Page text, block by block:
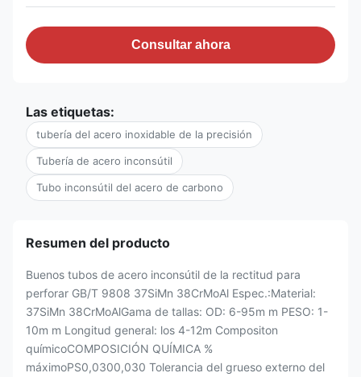
Consultar ahora
Las etiquetas:
tubería del acero inoxidable de la precisión
Tubería de acero inconsútil
Tubo inconsútil del acero de carbono
Resumen del producto
Buenos tubos de acero inconsútil de la rectitud para
perforar GB/T 9808 37SiMn 38CrMoAl Espec.:Material:
37SiMn 38CrMoAlGama de tallas: OD: 6-95m m PESO: 1-
10m m Longitud general: los 4-12m Compositon
químicoCOMPOSICIÓN QUÍMICA %
máximoPS0,0300,030 Tolerancia del grueso externo del